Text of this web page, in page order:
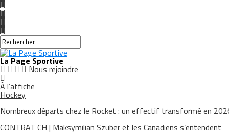
La Page Sportive
Nous rejoindre
À l’affiche
Hockey
Nombreux départs chez le Rocket : un effectif transformé en
CONTRAT CH | Maksymilian Szuber et les Canadiens s’entendent